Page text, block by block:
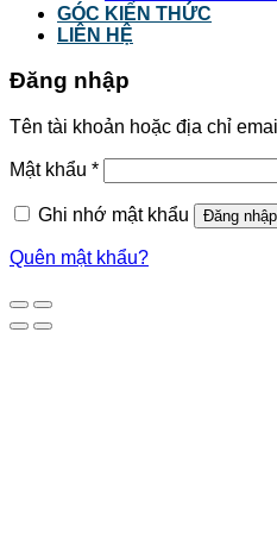
GÓC KIẾN THỨC
LIÊN HỆ
Đăng nhập
Tên tài khoản hoặc địa chỉ email
Mật khẩu *
Ghi nhớ mật khẩu Đăng nhập
Quên mật khẩu?